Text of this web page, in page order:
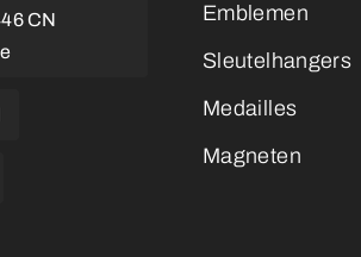
CN
Emblemen
Sleutelhangers
Medailles
Magneten